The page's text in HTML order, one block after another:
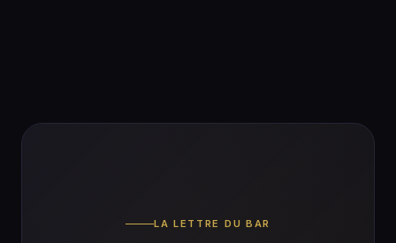
LA LETTRE DU BAR